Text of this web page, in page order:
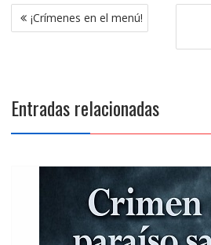
Navegación
de
¡Crímenes en el menú!
Entradas relacionadas